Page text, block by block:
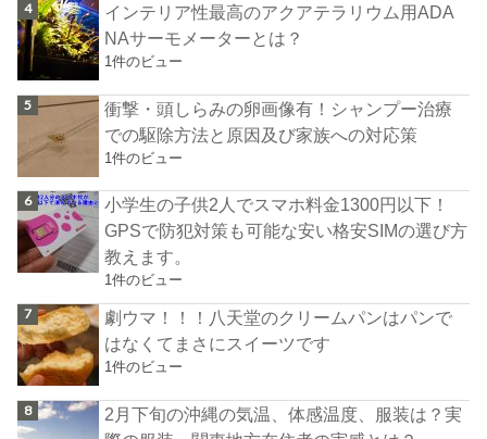
インテリア性最高のアクアテラリウム用ADA
NAサーモメーターとは？
1件のビュー
衝撃・頭しらみの卵画像有！シャンプー治療
での駆除方法と原因及び家族への対応策
1件のビュー
小学生の子供2人でスマホ料金1300円以下！
GPSで防犯対策も可能な安い格安SIMの選び方
教えます。
1件のビュー
劇ウマ！！！八天堂のクリームパンはパンで
はなくてまさにスイーツです
1件のビュー
2月下旬の沖縄の気温、体感温度、服装は？実